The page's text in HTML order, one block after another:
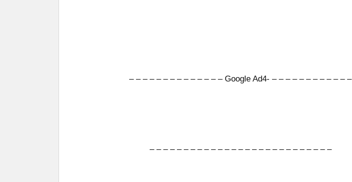
– – – – – – – – – – – – – – Google Ad4- – – – – – – – – – – – –
– – – – – – – – – – – – – – – – – – – – – – – – – – –